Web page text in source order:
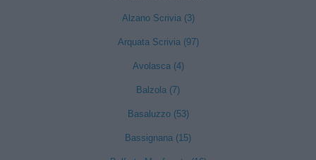
Alzano Scrivia (3)
Arquata Scrivia (97)
Avolasca (4)
Balzola (7)
Basaluzzo (53)
Bassignana (15)